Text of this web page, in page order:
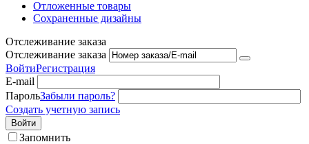
Отложенные товары
Сохраненные дизайны
Отслеживание заказа
Отслеживание заказа
ВойтиРегистрация
E-mail
ПарольЗабыли пароль?
Создать учетную запись
Войти
Запомнить